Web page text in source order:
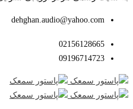
dehghan.audio@yahoo.com
02156128665
09196714723